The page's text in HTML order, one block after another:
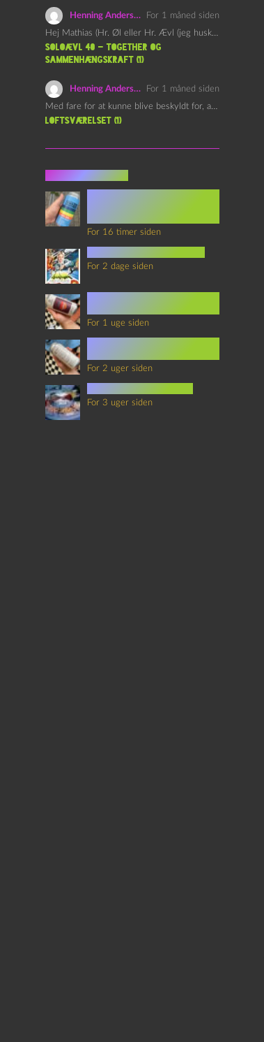
Henning Andersen
For 1 måned siden
Hej Mathias (Hr. Øl eller Hr. Ævl (jeg husker ikke…
Soloævl 40 – Together og
sammenhængskraft (1)
Henning Andersen
For 1 måned siden
Med fare for at kunne blive beskyldt for, at være…
Loftsværelset (1)
For 16 timer siden
For 2 dage siden
For 1 uge siden
For 2 uger siden
For 3 uger siden